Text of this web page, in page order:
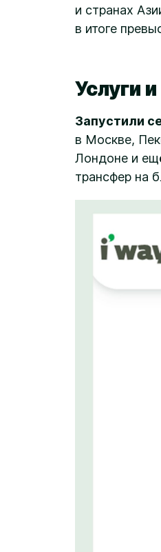
и странах
в итоге
Услуги
Запустили
в Москве,
Лондоне и
трансфер на